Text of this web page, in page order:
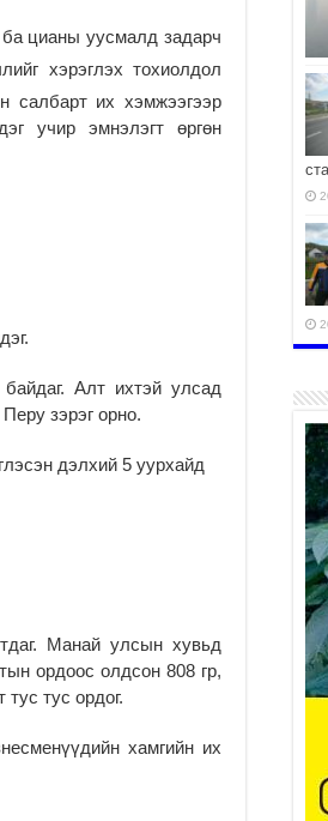
ба цианы уусмалд задарч
хэрэглэх тохиолдол
салбарт их хэмжээгээр
учир эмнэлэгт өргөн
Алт ихтэй улсад
зэрэг орно.
дэлхий 5 уурхайд
Манай улсын хувьд
ордоос олдсон 808 гр,
тус ордог.
хамгийн их